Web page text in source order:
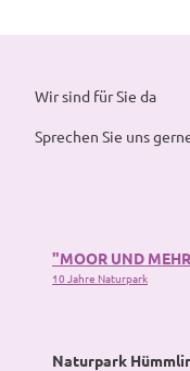
Wir sind für Sie da
Sprechen Sie uns
"MOOR UND
10 Jahre Naturpark
Naturpark